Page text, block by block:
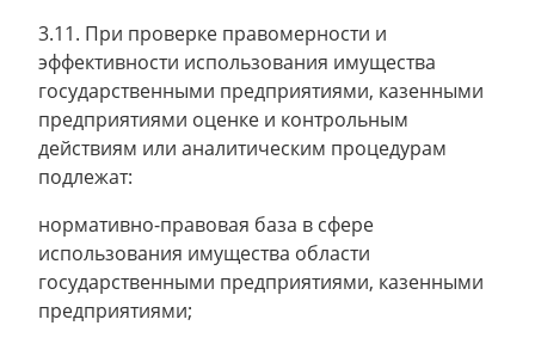
3.11. При проверке правомерности и
эффективности использования имущества
государственными предприятиями, казенными
предприятиями оценке и контрольным
действиям или аналитическим процедурам
подлежат:
нормативно-правовая база в сфере
использования имущества области
государственными предприятиями, казенными
предприятиями;